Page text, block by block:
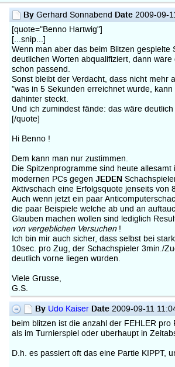
By Gerhard Sonnabend Date 2009-09-
[quote="Benno Hartwig"]
[...snip...]
Wenn man aber das beim Blitzen gespielte
deutlichen Worten abqualifiziert, dann
schon passend.
Sonst bleibt der Verdacht, dass nicht mehr
"was in 5 Sekunden erreichnet wurde,
dahinter steckt.
Und ich zumindest fände: das wäre
[/quote]
Hi Benno !
Dem kann man nur zustimmen.
Die Spitzenprogramme sind heute
modernen PCs gegenJEDEN
Aktivschach eine Erfolgsquote jenseits von
Auch wenn jetzt ein paar
die paar Beispiele welche ab und an
Glauben machen wollen sind lediglich
von vergeblichen Versuchen!
Ich bin mir auch sicher, dass selbst bei
10sec. pro Zug, der Schachspieler 3min./
deutlich vorne liegen würden.
Viele Grüsse,
G.S.
By Udo Kaiser Date 2009-09-11
beim blitzen ist die anzahl der FEHLER
als im Turnierspiel oder überhaupt in
D.h. es passiert oft das eine Partie KIPPT,